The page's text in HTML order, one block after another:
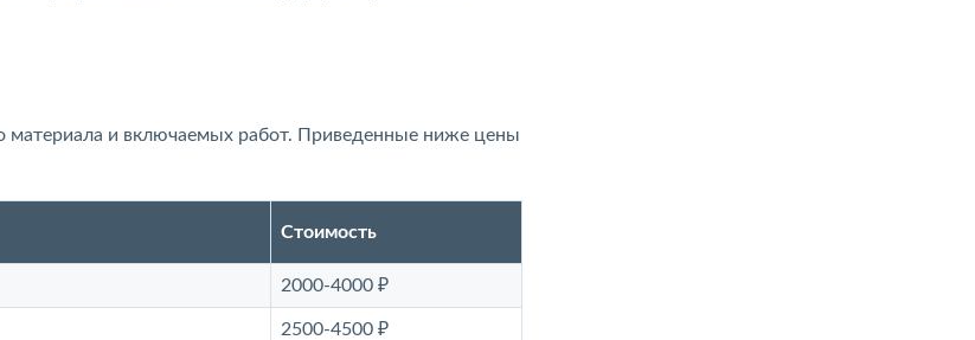
материала и включаемых работ. Приведенные ниже цены
Стоимость
2000-4000 ₽
2500-4500 ₽